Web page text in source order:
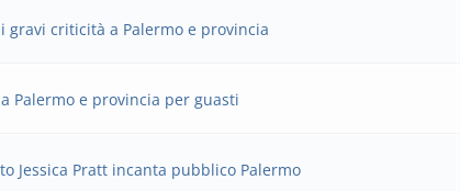
gravi criticità a Palermo e provincia
Palermo e provincia per guasti
Jessica Pratt incanta pubblico Palermo